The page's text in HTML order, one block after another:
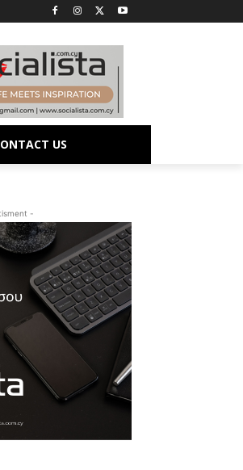
US
-